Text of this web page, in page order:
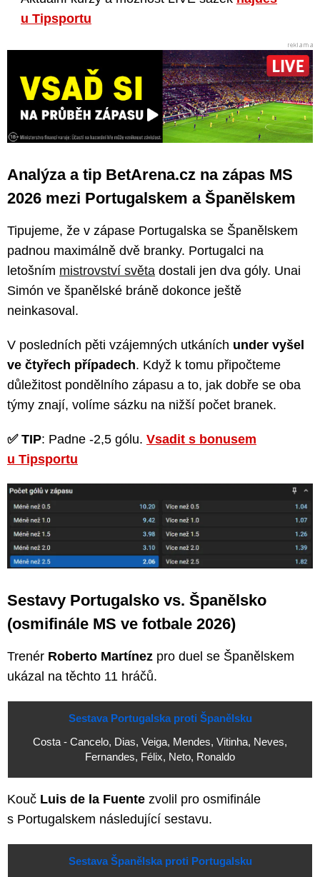
u Tipsportu
Analýza a tip BetArena.cz na zápas MS
2026 mezi Portugalskem a Španělskem
Tipujeme, že v zápase Portugalska se Španělskem
padnou maximálně dvě branky. Portugalci na
letošním mistrovství světa dostali jen dva góly. Unai
Simón ve španělské bráně dokonce ještě
neinkasoval.
V posledních pěti vzájemných utkáních under vyšel
ve čtyřech případech. Když k tomu připočteme
důležitost pondělního zápasu a to, jak dobře se oba
týmy znají, volíme sázku na nižší počet branek.
✅ TIP: Padne -2,5 gólu. Vsadit s bonusem
u Tipsportu
Sestavy Portugalsko vs. Španělsko
(osmifinále MS ve fotbale 2026)
Trenér Roberto Martínez pro duel se Španělskem
ukázal na těchto 11 hráčů.
Sestava Portugalska proti Španělsku
Costa - Cancelo, Dias, Veiga, Mendes, Vitinha, Neves,
Fernandes, Félix, Neto, Ronaldo
Kouč Luis de la Fuente zvolil pro osmifinále
s Portugalskem následující sestavu.
Sestava Španělska proti Portugalsku